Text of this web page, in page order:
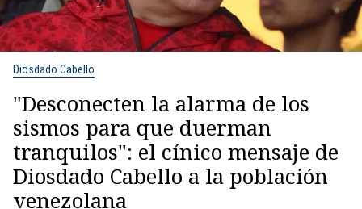
Diosdado Cabello
"Desconecten la alarma de los
sismos para que duerman
tranquilos": el cínico mensaje de
Diosdado Cabello a la población
venezolana